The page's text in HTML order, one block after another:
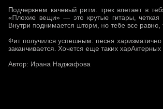
Подчеркнем качевый ритм: трек влетает в
«Плохие вещи» — это крутые гитары,
Внутри поднимается шторм, но тебе все
Фит получился успешным: песня
заканчивается. Хочется еще таких
Автор: Ирана Наджафова